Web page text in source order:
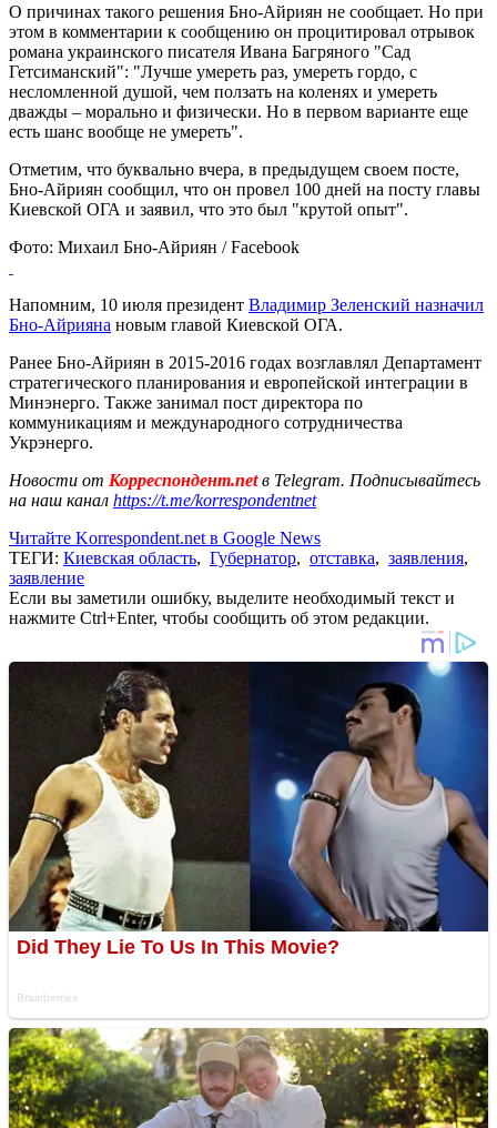
О причинах такого решения Бно-Айриян не сообщает. Но при
этом в комментарии к сообщению он процитировал отрывок
романа украинского писателя Ивана Багряного "Сад
Гетсиманский": "Лучше умереть раз, умереть гордо, с
несломленной душой, чем ползать на коленях и умереть
дважды – морально и физически. Но в первом варианте еще
есть шанс вообще не умереть".
Отметим, что буквально вчера, в предыдущем своем посте,
Бно-Айриян сообщил, что он провел 100 дней на посту главы
Киевской ОГА и заявил, что это был "крутой опыт".
Фото: Михаил Бно-Айриян / Facebook
Напомним, 10 июля президент Владимир Зеленский назначил
Бно-Айрияна новым главой Киевской ОГА.
Ранее Бно-Айриян в 2015-2016 годах возглавлял Департамент
стратегического планирования и европейской интеграции в
Минэнерго. Также занимал пост директора по
коммуникациям и международного сотрудничества
Укрэнерго.
Новости от Корреспондент.netв Telegram. Подписывайтесь
на наш канал https://t.me/korrespondentnet
Читайте Korrespondent.net в Google News
ТЕГИ: Киевская область, Губернатор, отставка, заявления,
заявление
Если вы заметили ошибку, выделите необходимый текст и
нажмите Ctrl+Enter, чтобы сообщить об этом редакции.